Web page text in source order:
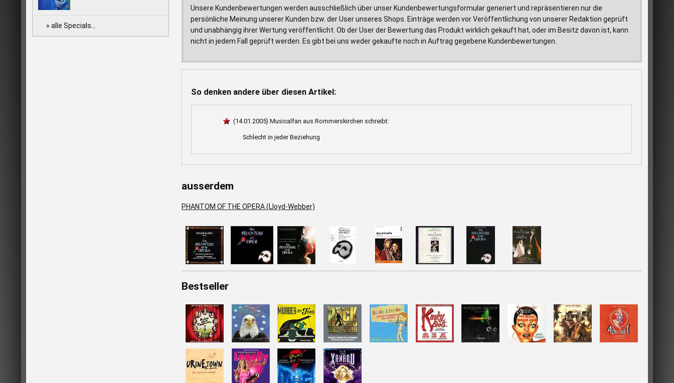
» alle Specials...
Unsere Kundenbewertungen werden ausschließlich über unser Kundenbewertungsformular generiert und repräsentieren nur die
persönliche Meinung unserer Kunden bzw. der User unseres Shops. Einträge werden vor Veröffentlichung von unserer Redaktion geprüft
und unabhängig ihrer Wertung veröffentlicht. Ob der User der Bewertung das Produkt wirklich gekauft hat, oder im Besitz davon ist, kann
nicht in jedem Fall geprüft werden. Es gibt bei uns weder gekaufte noch in Auftrag gegebene Kundenbewertungen.
So denken andere über diesen Artikel:
(14.01.2005) Musicalfan aus Rommerskirchen schreibt:
Schlecht in jeder Beziehung
ausserdem
PHANTOM OF THE OPERA (Lloyd-Webber)
Bestseller